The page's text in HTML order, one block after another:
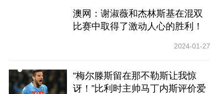
澳网：谢淑薇和杰林斯基在混双
比赛中取得了激动人心的胜利！
2024-01-27
“梅尔滕斯留在那不勒斯让我惊
讶！”比利时主帅马丁内斯评价爱